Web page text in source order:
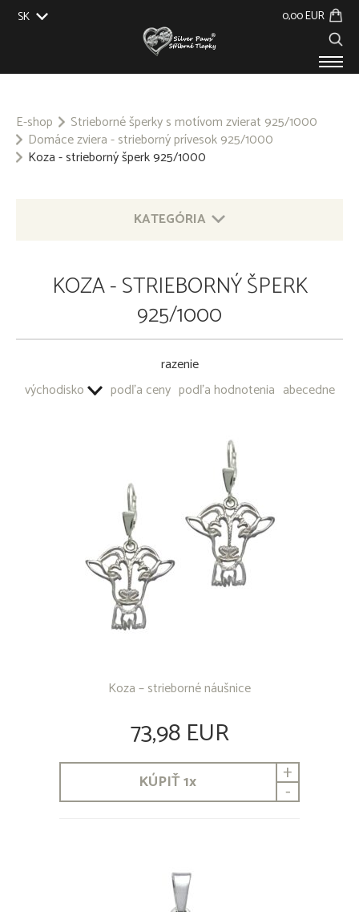
SK
0,00 EUR
O NÁS
E-shop
Strieborné šperky s motívom zvierat 925/1000
Domáce zviera - strieborný prívesok 925/1000
Koza - strieborný šperk 925/1000
KATEGÓRIA
OSTATNÉ STRIEBORNÉ ŠPERKY 925/1000
PRÍVESOK NA KĽÚČE - OBECNÝ KOV
KOZA - STRIEBORNÝ ŠPERK
925/1000
razenie
východisko
podľa ceny podľa hodnotenia abecedne
Koza – strieborné náušnice
73,98 EUR
KÚPIŤ1x +
-